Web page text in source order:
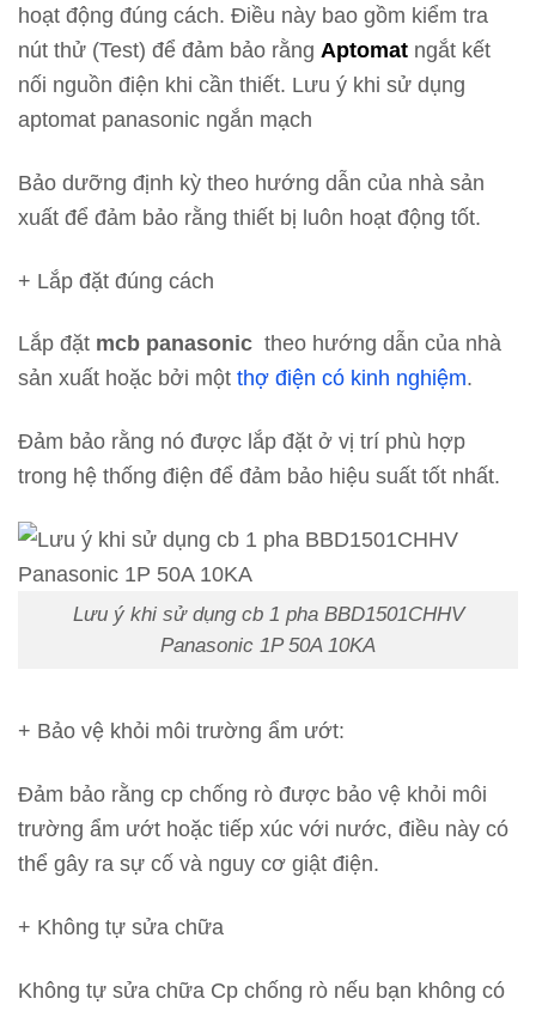
hoạt động đúng cách. Điều này bao gồm kiểm tra
nút thử (Test) để đảm bảo rằng Aptomat ngắt kết
nối nguồn điện khi cần thiết. Lưu ý khi sử dụng
aptomat panasonic ngắn mạch
Bảo dưỡng định kỳ theo hướng dẫn của nhà sản
xuất để đảm bảo rằng thiết bị luôn hoạt động tốt.
+ Lắp đặt đúng cách
Lắp đặt mcb panasonic theo hướng dẫn của nhà
sản xuất hoặc bởi một thợ điện có kinh nghiệm.
Đảm bảo rằng nó được lắp đặt ở vị trí phù hợp
trong hệ thống điện để đảm bảo hiệu suất tốt nhất.
Lưu ý khi sử dụng cb 1 pha BBD1501CHHV
Panasonic 1P 50A 10KA
+ Bảo vệ khỏi môi trường ẩm ướt:
Đảm bảo rằng cp chống rò được bảo vệ khỏi môi
trường ẩm ướt hoặc tiếp xúc với nước, điều này có
thể gây ra sự cố và nguy cơ giật điện.
+ Không tự sửa chữa
Không tự sửa chữa Cp chống rò nếu bạn không có